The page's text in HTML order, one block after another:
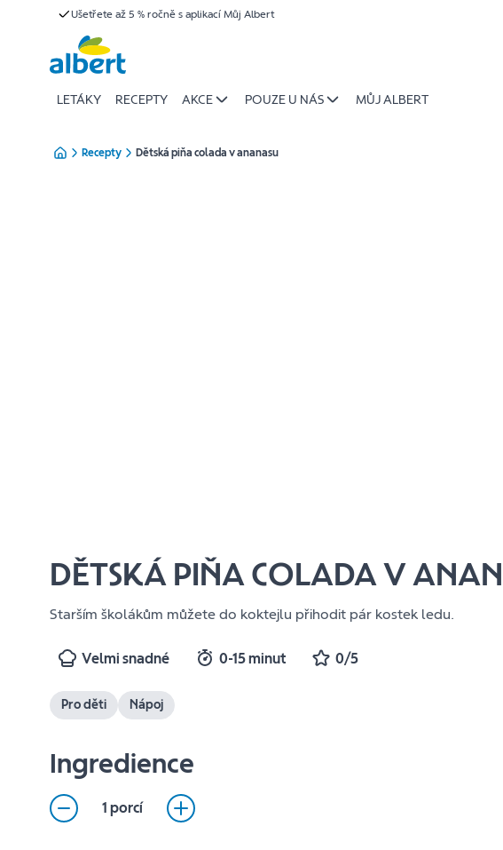
Ušetřete až 5 % ročně s aplikací Můj Albert
LETÁKY RECEPTY AKCE POUZE U NÁS MŮJ ALBERT
Recepty Dětská piňa colada v ananasu
DĚTSKÁ PIŇA COLADA V
Starším školákům můžete do koktejlu přihodit pár kostek ledu.
Velmi snadné 0-15 minut 0/5
Pro děti Nápoj
Ingredience
1 porcí